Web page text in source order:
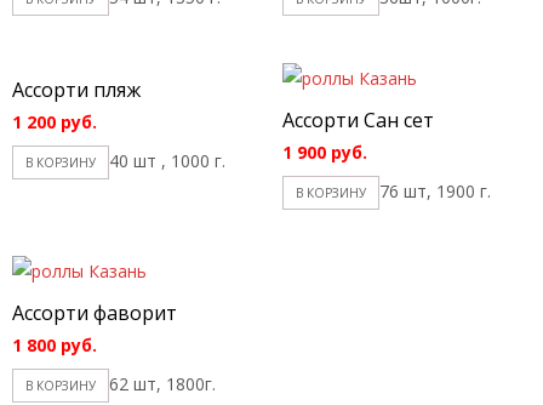
Ассорти пляж
1 200 руб.
В КОРЗИНУ 40 шт , 1000 г.
Ассорти Сан сет
1 900 руб.
В КОРЗИНУ 76 шт, 1900 г.
Ассорти фаворит
1 800 руб.
В КОРЗИНУ 62 шт, 1800г.